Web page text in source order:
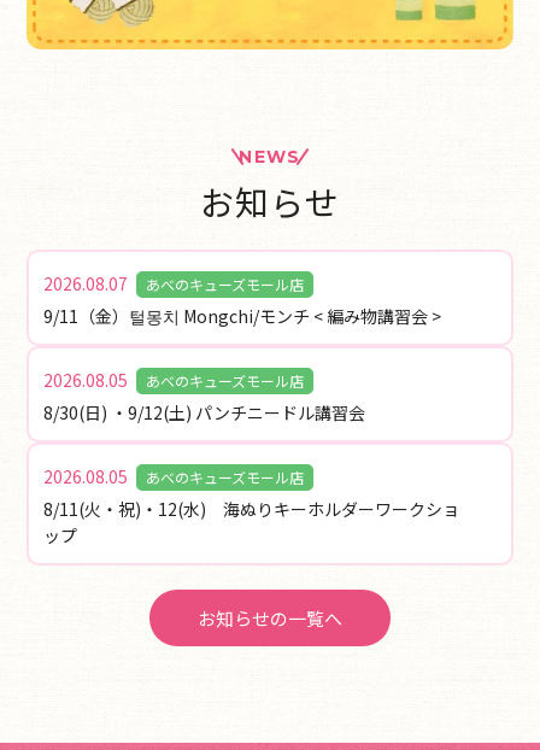
NEWS
お知らせ
2026.08.07 あべのキューズモール店
9/11（金）털몽치 Mongchi/モンチ < 編み物講習会 >
2026.08.05 あべのキューズモール店
8/30(日) ・9/12(土) パンチニードル講習会
2026.08.05 あべのキューズモール店
8/11(火・祝)・12(水) 海ぬりキーホルダーワークショ
ップ
お知らせの一覧へ